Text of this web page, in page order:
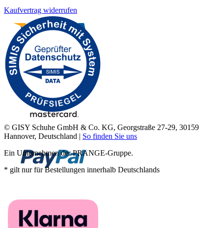
Kaufvertrag widerrufen
© GISY Schuhe GmbH & Co. KG, Georgstraße 27-29, 30159
Hannover, Deutschland | So finden Sie uns
Ein Unternehmen der PRANGE-Gruppe.
* gilt nur für Bestellungen innerhalb Deutschlands